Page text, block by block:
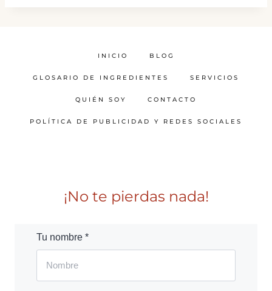
INICIO BLOG
GLOSARIO DE INGREDIENTES SERVICIOS
QUIÉN SOY CONTACTO
POLÍTICA DE PUBLICIDAD Y REDES SOCIALES
¡No te pierdas nada!
Tu nombre *